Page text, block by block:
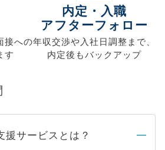
接への
す
内定・入職
アフターフォロー
年収交渉や入社日調整まで、
内定後もバックアップ
援サービスとは？